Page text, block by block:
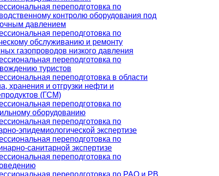
переподготовка по
контролю оборудования под
давлением
переподготовка по
обслуживанию и ремонту
газопроводов низкого давления
переподготовка по
туристов
переподготовка в области
хранения и отгрузки нефти и
(ГСМ)
переподготовка по
оборудованию
переподготовка по
эпидемиологической экспертизе
переподготовка по
санитарной экспертизе
переподготовка по
переподготовка по РАО и РВ